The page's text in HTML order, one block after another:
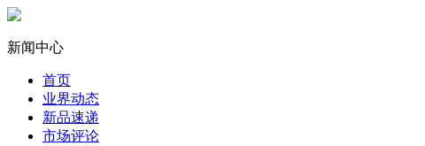
新闻中心
首页
业界动态
新品速递
市场评论